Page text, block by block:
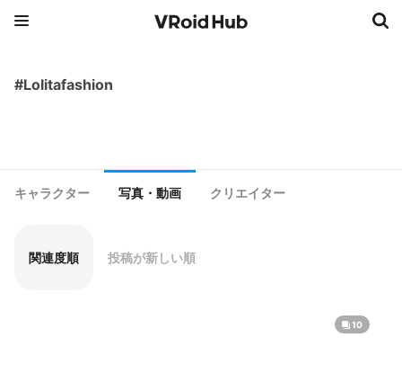
#Lolitafashion
キャラクター 写真・動画 クリエイター
関連度順 投稿が新しい順
10